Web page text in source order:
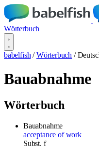
Wörterbuch
babelfish / Wörterbuch /
Bauabnahme
Wörterbuch
Bauabnahme
acceptance of work
Subst. f